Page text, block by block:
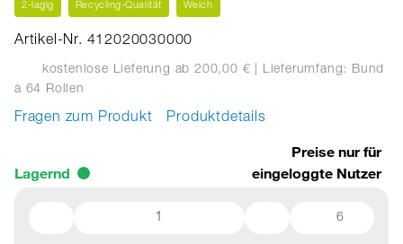
2-lagig Recycling-Qualität Weich
Artikel-Nr. 412020030000
kostenlose Lieferung ab 200,00 € | Lieferumfang: Bund
à 64 Rollen
Fragen zum Produkt Produktdetails
Lagernd
Preise nur für
eingeloggte Nutzer
6